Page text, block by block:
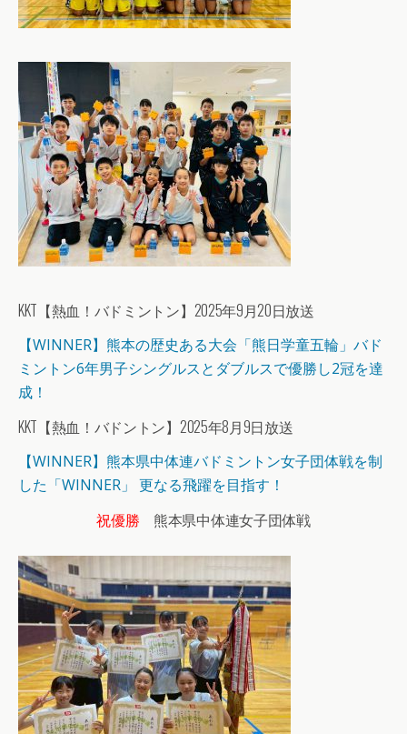
KKT【熱血！バドミントン】2025年9月20日放送
【WINNER】熊本の歴史ある大会「熊日学童五輪」バド
ミントン6年男子シングルスとダブルスで優勝し2冠を達
成！
KKT【熱血！バドントン】2025年8月9日放送
【WINNER】熊本県中体連バドミントン女子団体戦を制
した「WINNER」 更なる飛躍を目指す！
祝優勝 熊本県中体連女子団体戦